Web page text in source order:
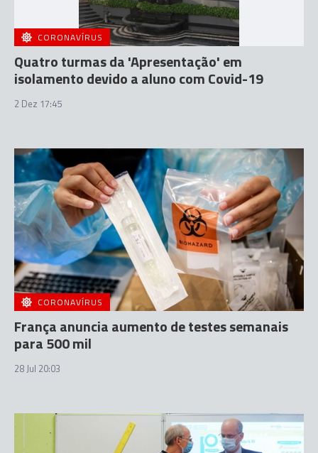
CORONAVÍRUS
Quatro turmas da 'Apresentação' em
isolamento devido a aluno com Covid-19
2 Dez 17:45
CORONAVÍRUS
França anuncia aumento de testes semanais
para 500 mil
28 Jul 20:03